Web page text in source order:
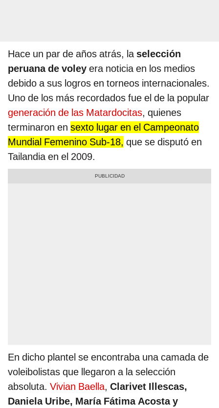
Hace un par de años atrás, la selección
peruana de voley era noticia en los medios
debido a sus logros en torneos internacionales.
Uno de los más recordados fue el de la popular
generación de las Matardocitas, quienes
terminaron en sexto lugar en el Campeonato
Mundial Femenino Sub-18, que se disputó en
Tailandia en el 2009.
En dicho plantel se encontraba una camada de
voleibolistas que llegaron a la selección
absoluta. Vivian Baella, Clarivet Illescas,
Daniela Uribe, María Fátima Acosta y